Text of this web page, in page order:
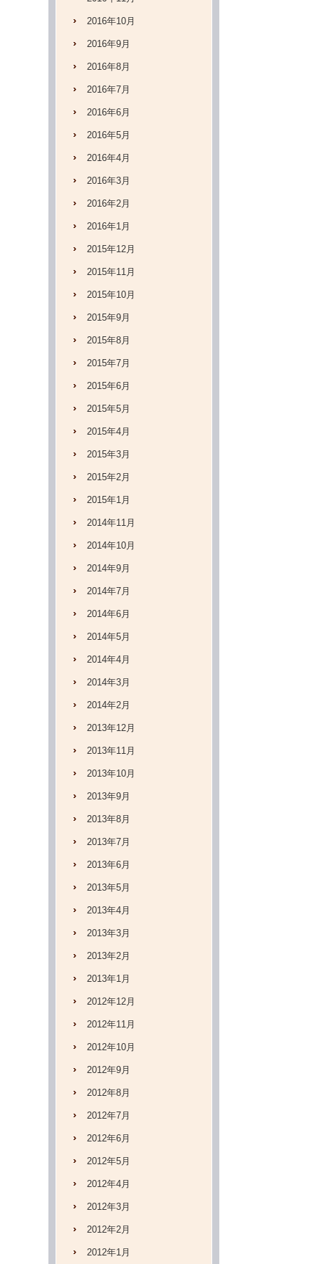
2016年10月
2016年9月
2016年8月
2016年7月
2016年6月
2016年5月
2016年4月
2016年3月
2016年2月
2016年1月
2015年12月
2015年11月
2015年10月
2015年9月
2015年8月
2015年7月
2015年6月
2015年5月
2015年4月
2015年3月
2015年2月
2015年1月
2014年11月
2014年10月
2014年9月
2014年7月
2014年6月
2014年5月
2014年4月
2014年3月
2014年2月
2013年12月
2013年11月
2013年10月
2013年9月
2013年8月
2013年7月
2013年6月
2013年5月
2013年4月
2013年3月
2013年2月
2013年1月
2012年12月
2012年11月
2012年10月
2012年9月
2012年8月
2012年7月
2012年6月
2012年5月
2012年4月
2012年3月
2012年2月
2012年1月